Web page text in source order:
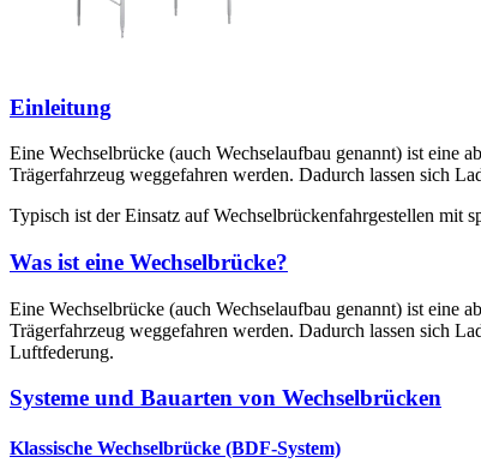
Einleitung
Eine Wechselbrücke (auch Wechselaufbau genannt) ist eine
Trägerfahrzeug weggefahren werden. Dadurch lassen sich
Typisch ist der Einsatz auf Wechselbrückenfahrgestellen mit
Was ist eine Wechselbrücke?
Eine Wechselbrücke (auch Wechselaufbau genannt) ist eine
Trägerfahrzeug weggefahren werden. Dadurch lassen sich
Luftfederung.
Systeme und Bauarten von Wechselbrücken
Klassische Wechselbrücke (BDF-System)